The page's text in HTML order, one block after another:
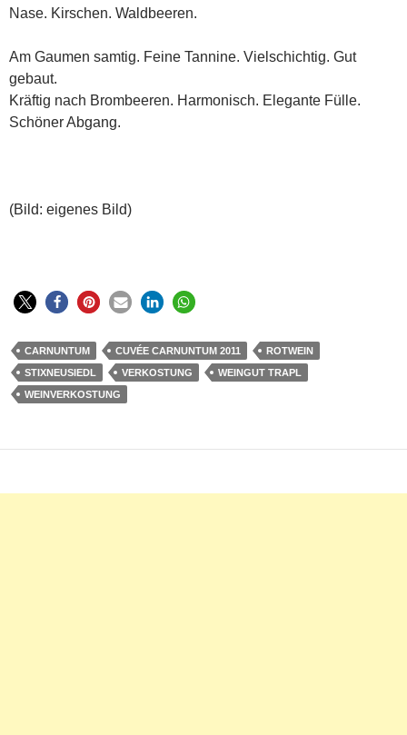
Nase. Kirschen. Waldbeeren.
Am Gaumen samtig. Feine Tannine. Vielschichtig. Gut
gebaut.
Kräftig nach Brombeeren. Harmonisch. Elegante Fülle.
Schöner Abgang.
(Bild: eigenes Bild)
CARNUNTUM CUVÉE CARNUNTUM 2011
ROTWEIN
STIXNEUSIEDL
VERKOSTUNG
WEINGUT TRAPL
WEINVERKOSTUNG